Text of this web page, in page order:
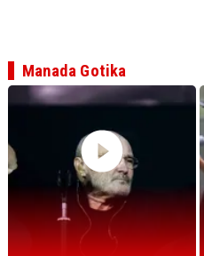
Manada Gotika